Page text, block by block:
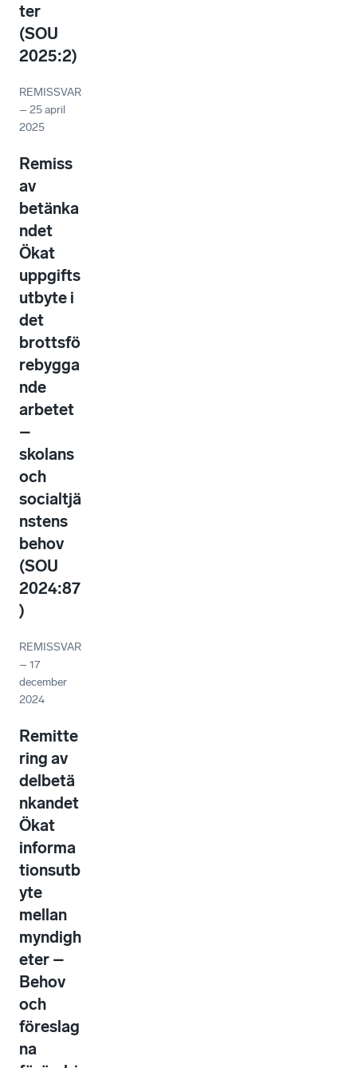
ter
(SOU
2025:2)
REMISSVAR
–25 april
2025
Remiss
av
betänka
ndet
Ökat
uppgifts
utbyte i
det
brottsfö
rebygga
nde
arbetet
–
skolans
och
socialtjä
nstens
behov
(SOU
2024:87
)
REMISSVAR
–17
december
2024
Remitte
ring av
delbetä
nkandet
Ökat
informa
tionsutb
yte
mellan
myndigh
eter –
Behov
och
föreslag
na